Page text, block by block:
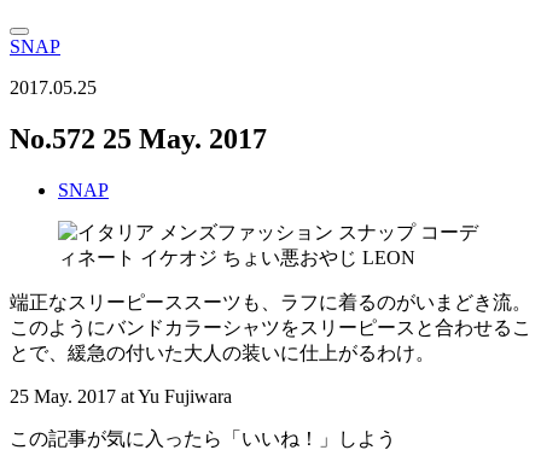
SNAP
2017.05.25
No.572 25 May. 2017
SNAP
端正なスリーピーススーツも、ラフに着るのがいまどき流。
このようにバンドカラーシャツをスリーピースと合わせるこ
とで、緩急の付いた大人の装いに仕上がるわけ。
25 May. 2017 at Yu Fujiwara
この記事が気に入ったら「いいね！」しよう